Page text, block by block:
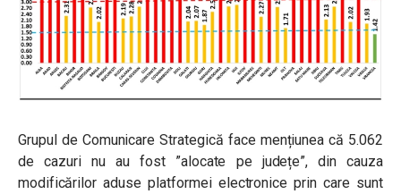
Grupul de Comunicare Strategică face mențiunea că 5.062
de cazuri nu au fost ”alocate pe județe”, din cauza
modificărilor aduse platformei electronice prin care sunt